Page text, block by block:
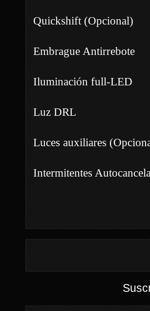
Quickshift (Opcional)
Embrague Antirrebote
Iluminación full-LED
Luz DRL
Luces auxiliares
Intermitentes